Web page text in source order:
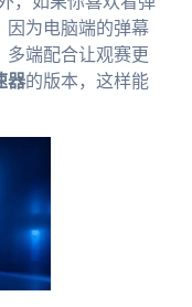
因为电脑端的弹幕
多端配合让观赛更
器的版本，这样能